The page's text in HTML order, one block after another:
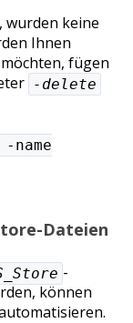
wurden keine
Ihnen
fügen
-delete
Dateien
-
können